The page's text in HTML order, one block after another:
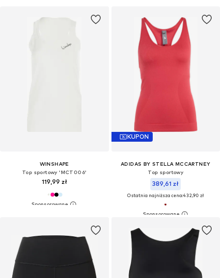
WINSHAPE
Top sportowy 'MCT006'
119,99 zł
KUPON
ADIDAS BY STELLA MCCARTNEY
Top sportowy
389,61 zł
Ostatnia najniższa cena:432,90 zł